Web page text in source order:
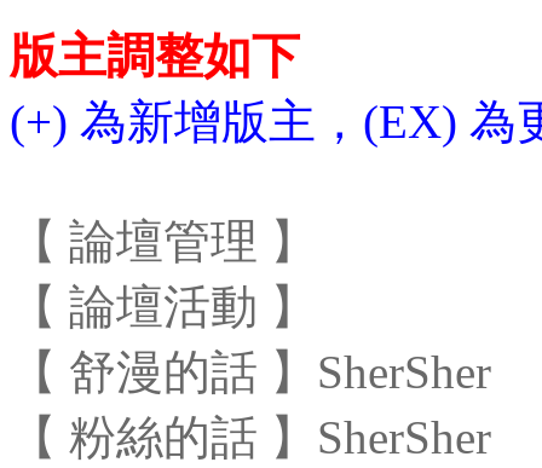
版主調整如下
(+) 為新增版主，(EX) 為
【 論壇管理 】
【 論壇活動 】
【 舒漫的話 】SherSher
【 粉絲的話 】SherSher